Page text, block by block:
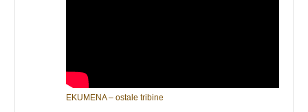
EKUMENA – ostale tribine